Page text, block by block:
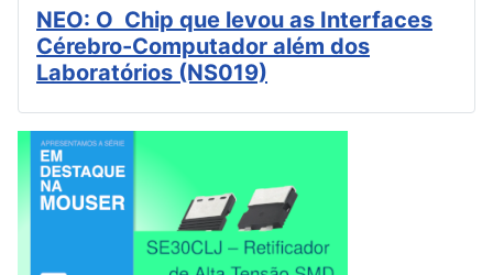
NEO: O Chip que levou as Interfaces
Cérebro-Computador além dos
Laboratórios (NS019)